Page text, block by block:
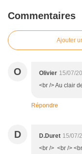
Commentaires
Ajouter
O Olivier 15/07/
<br /> Au clair
Répondre
D D.Duret 15/07/
<br /> <br />